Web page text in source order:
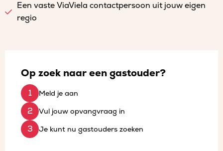
Een vaste ViaViela contactpersoon uit jouw eigen
regio
Op zoek naar een gastouder?
Meld je aan
Vul jouw opvangvraag in
Je kunt nu gastouders zoeken